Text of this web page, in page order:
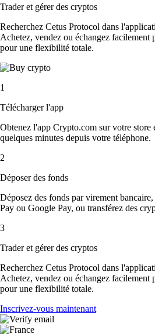
Trader et gérer des cryptos
Recherchez Cetus Protocol dans
Achetez, vendez ou échangez facilement
pour une flexibilité totale.
1
Télécharger l'app
Obtenez l'app Crypto.com sur votre store
quelques minutes depuis votre téléphone.
2
Déposer des fonds
Déposez des fonds par virement
Pay ou Google Pay, ou transférez des
3
Trader et gérer des cryptos
Recherchez Cetus Protocol dans
Achetez, vendez ou échangez facilement
pour une flexibilité totale.
Inscrivez-vous maintenant